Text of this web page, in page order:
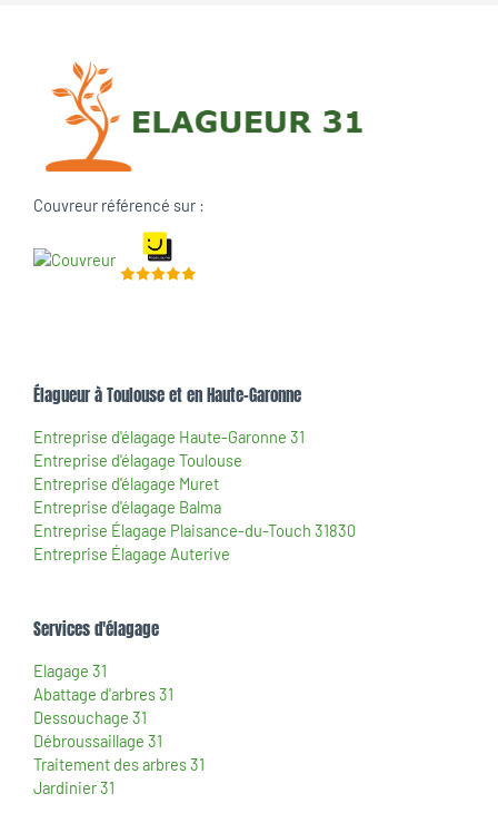
Couvreur référencé sur :
Élagueur à Toulouse et en Haute-Garonne
Entreprise d'élagage Haute-Garonne 31
Entreprise d'élagage Toulouse
Entreprise d'élagage Muret
Entreprise d'élagage Balma
Entreprise Élagage Plaisance-du-Touch 31830
Entreprise Élagage Auterive
Services d'élagage
Elagage 31
Abattage d'arbres 31
Dessouchage 31
Débroussaillage 31
Traitement des arbres 31
Jardinier 31